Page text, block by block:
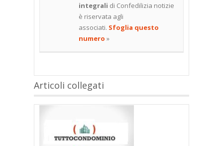
integrali di Confedilizia notizie
è riservata agli
associati. Sfoglia questo
numero »
Articoli collegati